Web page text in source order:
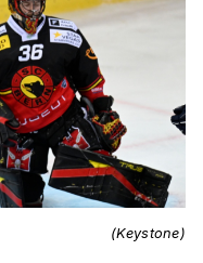
(Keystone)